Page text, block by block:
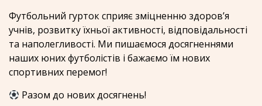
Футбольний гурток сприяє зміцненню здоров’я
учнів, розвитку їхньої активності, відповідальності
та наполегливості. Ми пишаємося досягненнями
наших юних футболістів і бажаємо їм нових
спортивних перемог!
Разом до нових досягнень!